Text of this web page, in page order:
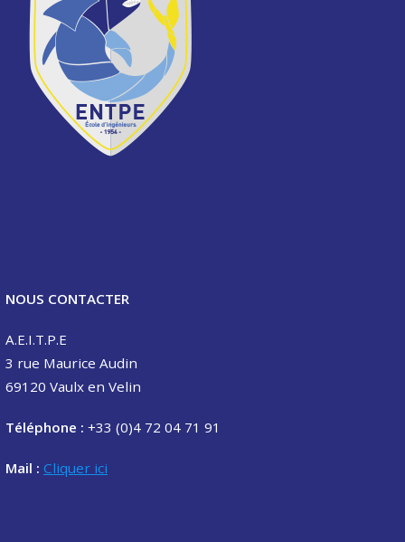
NOUS CONTACTER
A.E.I.T.P.E
3 rue Maurice Audin
69120 Vaulx en Velin
Téléphone : +33 (0)4 72 04 71 91
Mail : Cliquer ici